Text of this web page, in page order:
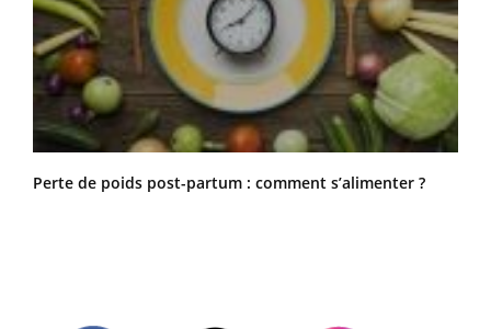
Perte de poids post-partum : comment s’alimenter ?